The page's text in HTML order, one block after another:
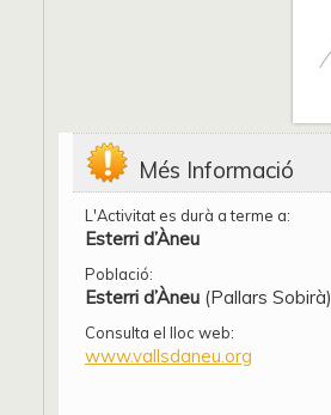
Més Informació
L'Activitat es durà a terme a:
Esterri d’Àneu
Població:
Esterri d’Àneu (Pallars Sobirà)
Consulta el lloc web:
www.vallsdaneu.org